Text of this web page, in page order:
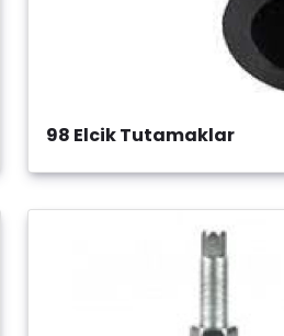
98 Elcik Tutamaklar